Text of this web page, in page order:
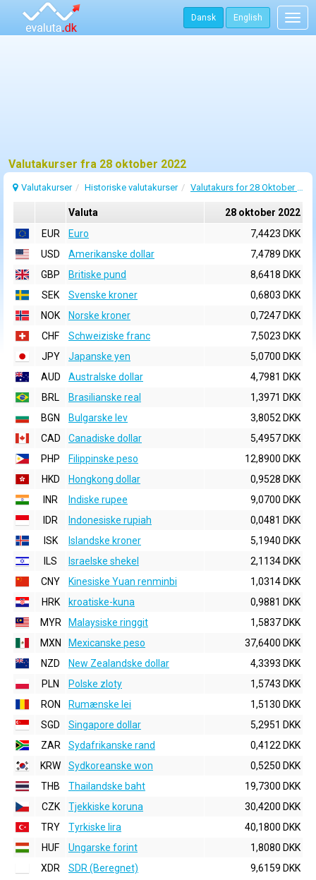
Dansk English
Valutakurser fra 28 oktober 2022
Valutakurser Historiske valutakurser Valutakurs for 28 Oktober 2022
Valuta
28 oktober 2022
EUR
Euro
7,4423 DKK
USD
Amerikanske dollar
7,4789 DKK
GBP
Britiske pund
8,6418 DKK
SEK
Svenske kroner
0,6803 DKK
NOK
Norske kroner
0,7247 DKK
CHF
Schweiziske franc
7,5023 DKK
JPY
Japanske yen
5,0700 DKK
AUD
Australske dollar
4,7981 DKK
BRL
Brasilianske real
1,3971 DKK
BGN
Bulgarske lev
3,8052 DKK
CAD
Canadiske dollar
5,4957 DKK
PHP
Filippinske peso
12,8900 DKK
HKD
Hongkong dollar
0,9528 DKK
INR
Indiske rupee
9,0700 DKK
IDR
Indonesiske rupiah
0,0481 DKK
ISK
Islandske kroner
5,1940 DKK
ILS
Israelske shekel
2,1134 DKK
CNY
Kinesiske Yuan renminbi
1,0314 DKK
HRK
kroatiske-kuna
0,9881 DKK
MYR
Malaysiske ringgit
1,5837 DKK
MXN
Mexicanske peso
37,6400 DKK
NZD
New Zealandske dollar
4,3393 DKK
PLN
Polske zloty
1,5743 DKK
RON
Rumænske lei
1,5130 DKK
SGD
Singapore dollar
5,2951 DKK
ZAR
Sydafrikanske rand
0,4122 DKK
KRW
Sydkoreanske won
0,5250 DKK
THB
Thailandske baht
19,7300 DKK
CZK
Tjekkiske koruna
30,4200 DKK
TRY
Tyrkiske lira
40,1800 DKK
HUF
Ungarske forint
1,8080 DKK
XDR
SDR (Beregnet) 9,6159 DKK